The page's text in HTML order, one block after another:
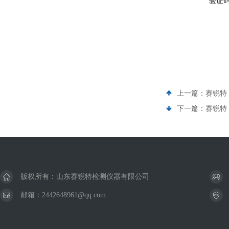
上一篇： 赛锐特
下一篇： 赛锐特
版权所有：山东赛锐特检测仪器有限公司
邮箱：2442648961@qq.com